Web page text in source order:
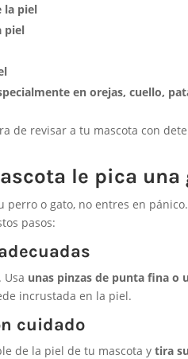
la piel
piel
en orejas, cuello,
de revisar a tu mascota con
le pica una
perro o gato, no entres en pánico.
pasos:
unas pinzas de punta fina o
incrustada en la piel.
cuidado
de la piel de tu mascota ytira